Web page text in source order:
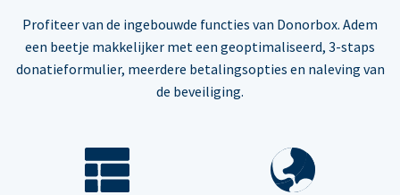
Profiteer van de ingebouwde functies van Donorbox. Adem
een beetje makkelijker met een geoptimaliseerd, 3-staps
donatieformulier, meerdere betalingsopties en naleving van
de beveiliging.